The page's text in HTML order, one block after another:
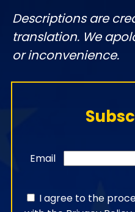
Descriptions are
translation. We
or inconvenience.
Email
I agree to the